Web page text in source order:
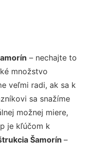
– nechajte to
množstvo
veľmi radi, ak sa k
sa snažíme
možnej miere,
je kľúčom k
Šamorín –